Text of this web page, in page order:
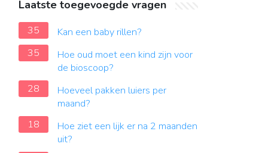
Laatste toegevoegde vragen
35
Kan een baby rillen?
35
Hoe oud moet een kind zijn voor
de bioscoop?
28
Hoeveel pakken luiers per
maand?
18
Hoe ziet een lijk er na 2 maanden
uit?